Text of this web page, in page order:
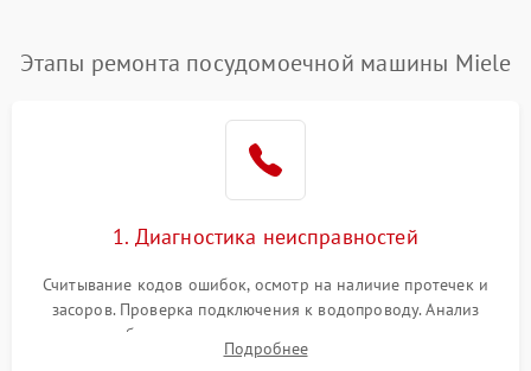
воды
1800 ₽ Подробнее →
Проблемы с
Этапы ремонта посудомоечной машины Miele
1. Диагностика неисправностей
Считывание кодов ошибок, осмотр на наличие протечек и
засоров. Проверка подключения к водопроводу. Анализ
жалоб на отсутствие слива, нагрева, вращения
разбрызгивателей или срабатывание системы защиты
Подробнее